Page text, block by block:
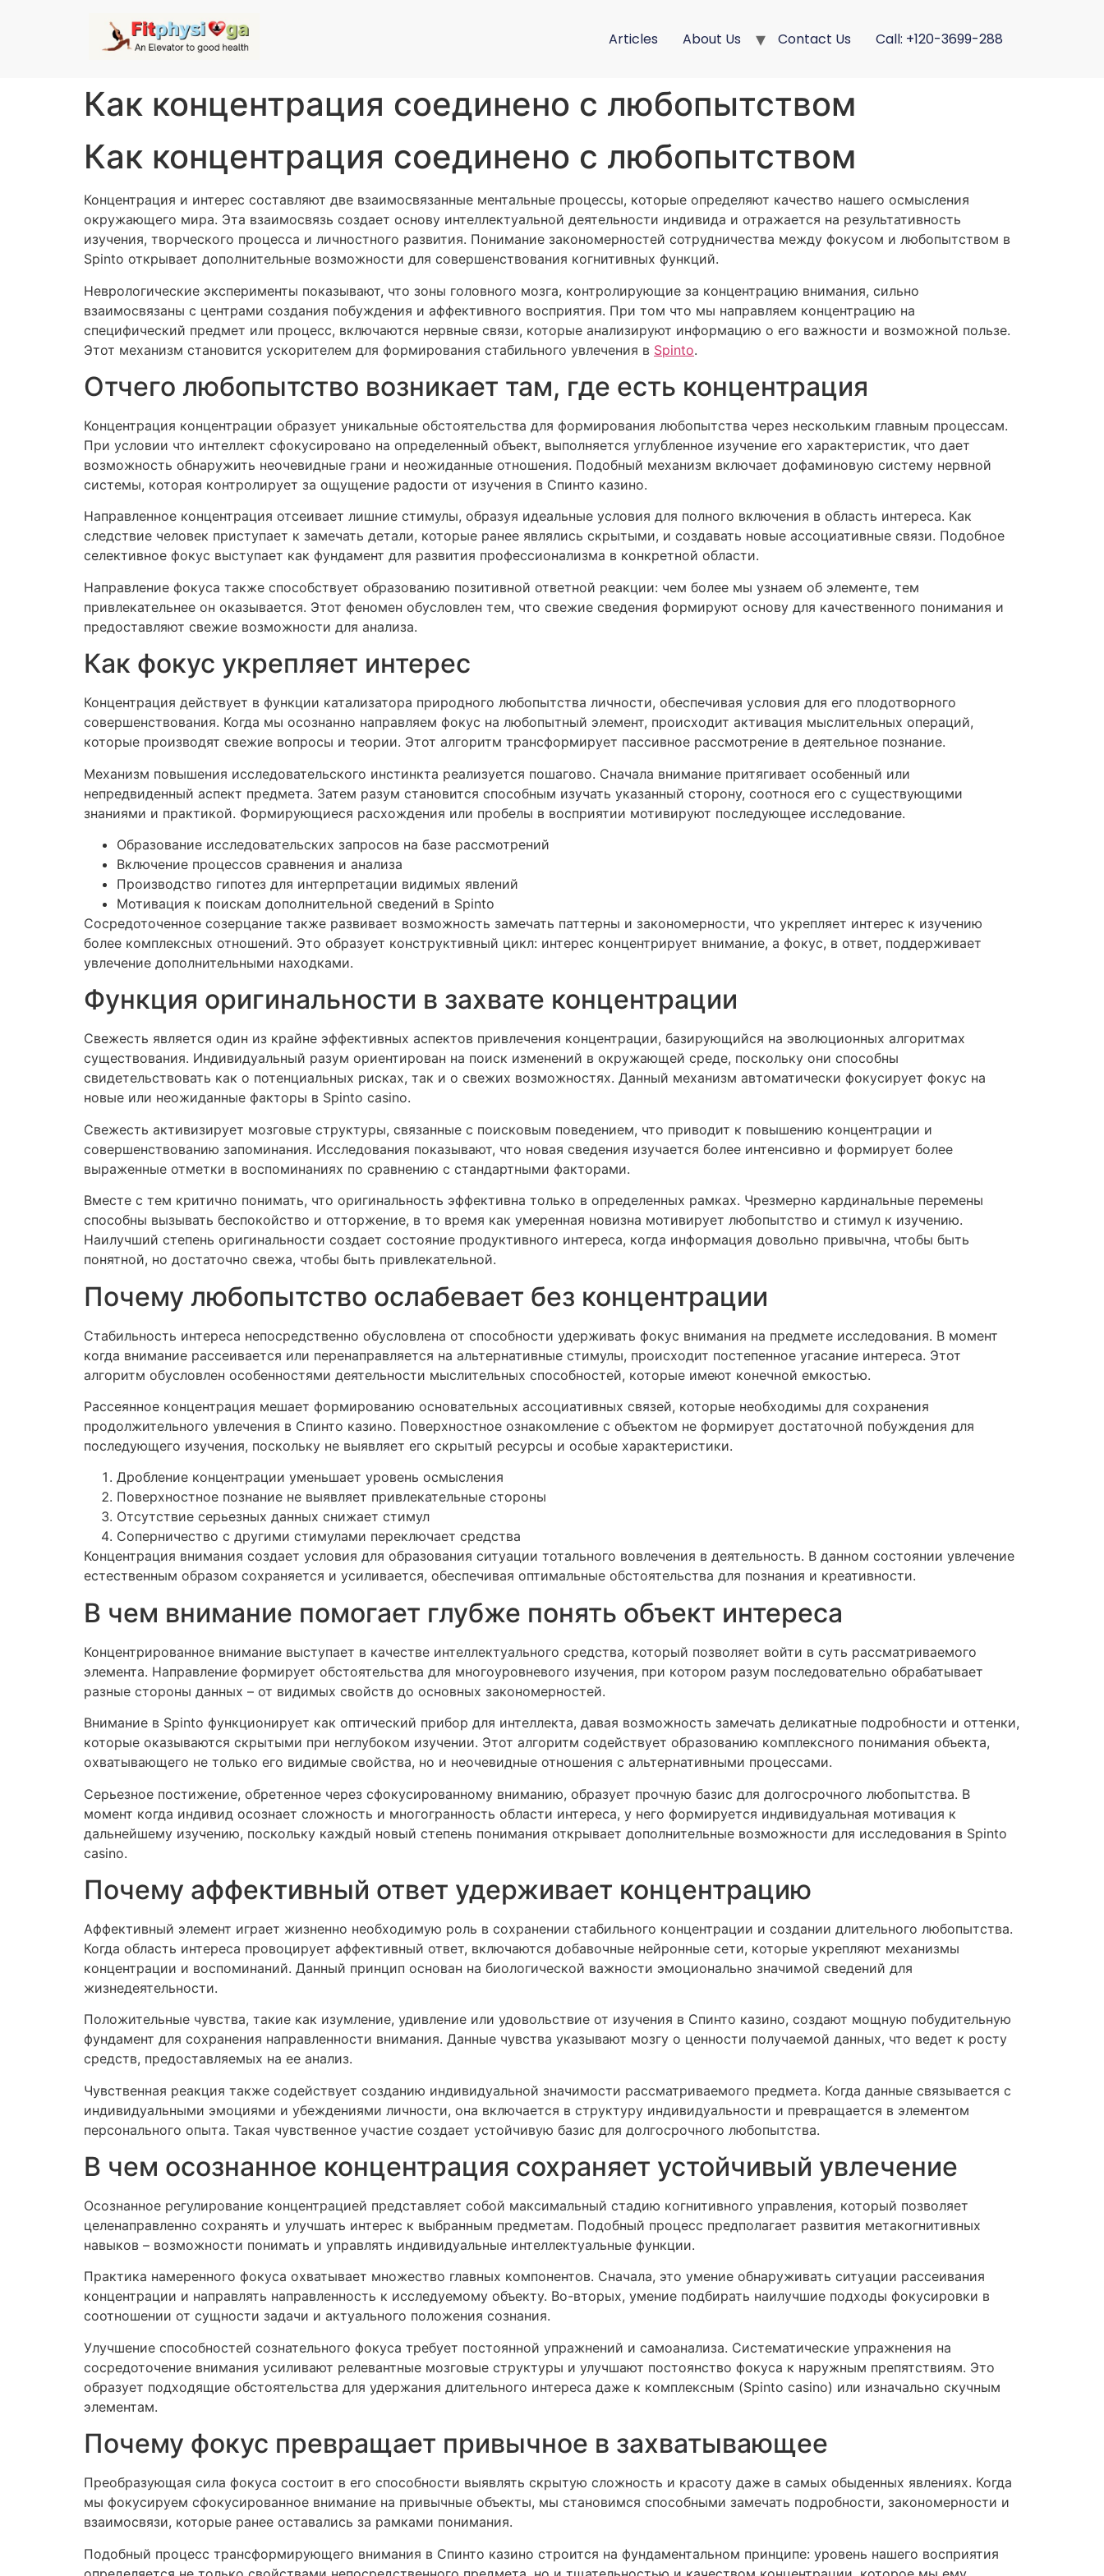
Articles About Us Contact Us Call: +120-3699-288
Как концентрация соединено с любопытством
Как концентрация соединено с любопытством
Концентрация и интерес составляют две взаимосвязанные ментальные процессы, которые определяют качество нашего осмысления
окружающего мира. Эта взаимосвязь создает основу интеллектуальной деятельности индивида и отражается на результативность
изучения, творческого процесса и личностного развития. Понимание закономерностей сотрудничества между фокусом и любопытством в
Spinto открывает дополнительные возможности для совершенствования когнитивных функций.
Неврологические эксперименты показывают, что зоны головного мозга, контролирующие за концентрацию внимания, сильно
взаимосвязаны с центрами создания побуждения и аффективного восприятия. При том что мы направляем концентрацию на
специфический предмет или процесс, включаются нервные связи, которые анализируют информацию о его важности и возможной пользе.
Этот механизм становится ускорителем для формирования стабильного увлечения в Spinto.
Отчего любопытство возникает там, где есть концентрация
Концентрация концентрации образует уникальные обстоятельства для формирования любопытства через нескольким главным процессам.
При условии что интеллект сфокусировано на определенный объект, выполняется углубленное изучение его характеристик, что дает
возможность обнаружить неочевидные грани и неожиданные отношения. Подобный механизм включает дофаминовую систему нервной
системы, которая контролирует за ощущение радости от изучения в Спинто казино.
Направленное концентрация отсеивает лишние стимулы, образуя идеальные условия для полного включения в область интереса. Как
следствие человек приступает к замечать детали, которые ранее являлись скрытыми, и создавать новые ассоциативные связи. Подобное
селективное фокус выступает как фундамент для развития профессионализма в конкретной области.
Направление фокуса также способствует образованию позитивной ответной реакции: чем более мы узнаем об элементе, тем
привлекательнее он оказывается. Этот феномен обусловлен тем, что свежие сведения формируют основу для качественного понимания и
предоставляют свежие возможности для анализа.
Как фокус укрепляет интерес
Концентрация действует в функции катализатора природного любопытства личности, обеспечивая условия для его плодотворного
совершенствования. Когда мы осознанно направляем фокус на любопытный элемент, происходит активация мыслительных операций,
которые производят свежие вопросы и теории. Этот алгоритм трансформирует пассивное рассмотрение в деятельное познание.
Механизм повышения исследовательского инстинкта реализуется пошагово. Сначала внимание притягивает особенный или
непредвиденный аспект предмета. Затем разум становится способным изучать указанный сторону, соотнося его с существующими
знаниями и практикой. Формирующиеся расхождения или пробелы в восприятии мотивируют последующее исследование.
Образование исследовательских запросов на базе рассмотрений
Включение процессов сравнения и анализа
Производство гипотез для интерпретации видимых явлений
Мотивация к поискам дополнительной сведений в Spinto
Сосредоточенное созерцание также развивает возможность замечать паттерны и закономерности, что укрепляет интерес к изучению
более комплексных отношений. Это образует конструктивный цикл: интерес концентрирует внимание, а фокус, в ответ, поддерживает
увлечение дополнительными находками.
Функция оригинальности в захвате концентрации
Свежесть является один из крайне эффективных аспектов привлечения концентрации, базирующийся на эволюционных алгоритмах
существования. Индивидуальный разум ориентирован на поиск изменений в окружающей среде, поскольку они способны
свидетельствовать как о потенциальных рисках, так и о свежих возможностях. Данный механизм автоматически фокусирует фокус на
новые или неожиданные факторы в Spinto casino.
Свежесть активизирует мозговые структуры, связанные с поисковым поведением, что приводит к повышению концентрации и
совершенствованию запоминания. Исследования показывают, что новая сведения изучается более интенсивно и формирует более
выраженные отметки в воспоминаниях по сравнению с стандартными факторами.
Вместе с тем критично понимать, что оригинальность эффективна только в определенных рамках. Чрезмерно кардинальные перемены
способны вызывать беспокойство и отторжение, в то время как умеренная новизна мотивирует любопытство и стимул к изучению.
Наилучший степень оригинальности создает состояние продуктивного интереса, когда информация довольно привычна, чтобы быть
понятной, но достаточно свежа, чтобы быть привлекательной.
Почему любопытство ослабевает без концентрации
Стабильность интереса непосредственно обусловлена от способности удерживать фокус внимания на предмете исследования. В момент
когда внимание рассеивается или перенаправляется на альтернативные стимулы, происходит постепенное угасание интереса. Этот
алгоритм обусловлен особенностями деятельности мыслительных способностей, которые имеют конечной емкостью.
Рассеянное концентрация мешает формированию основательных ассоциативных связей, которые необходимы для сохранения
продолжительного увлечения в Спинто казино. Поверхностное ознакомление с объектом не формирует достаточной побуждения для
последующего изучения, поскольку не выявляет его скрытый ресурсы и особые характеристики.
Дробление концентрации уменьшает уровень осмысления
Поверхностное познание не выявляет привлекательные стороны
Отсутствие серьезных данных снижает стимул
Соперничество с другими стимулами переключает средства
Концентрация внимания создает условия для образования ситуации тотального вовлечения в деятельность. В данном состоянии увлечение
естественным образом сохраняется и усиливается, обеспечивая оптимальные обстоятельства для познания и креативности.
В чем внимание помогает глубже понять объект интереса
Концентрированное внимание выступает в качестве интеллектуального средства, который позволяет войти в суть рассматриваемого
элемента. Направление формирует обстоятельства для многоуровневого изучения, при котором разум последовательно обрабатывает
разные стороны данных – от видимых свойств до основных закономерностей.
Внимание в Spinto функционирует как оптический прибор для интеллекта, давая возможность замечать деликатные подробности и оттенки,
которые оказываются скрытыми при неглубоком изучении. Этот алгоритм содействует образованию комплексного понимания объекта,
охватывающего не только его видимые свойства, но и неочевидные отношения с альтернативными процессами.
Серьезное постижение, обретенное через сфокусированному вниманию, образует прочную базис для долгосрочного любопытства. В
момент когда индивид осознает сложность и многогранность области интереса, у него формируется индивидуальная мотивация к
дальнейшему изучению, поскольку каждый новый степень понимания открывает дополнительные возможности для исследования в Spinto
casino.
Почему аффективный ответ удерживает концентрацию
Аффективный элемент играет жизненно необходимую роль в сохранении стабильного концентрации и создании длительного любопытства.
Когда область интереса провоцирует аффективный ответ, включаются добавочные нейронные сети, которые укрепляют механизмы
концентрации и воспоминаний. Данный принцип основан на биологической важности эмоционально значимой сведений для
жизнедеятельности.
Положительные чувства, такие как изумление, удивление или удовольствие от изучения в Спинто казино, создают мощную побудительную
фундамент для сохранения направленности внимания. Данные чувства указывают мозгу о ценности получаемой данных, что ведет к росту
средств, предоставляемых на ее анализ.
Чувственная реакция также содействует созданию индивидуальной значимости рассматриваемого предмета. Когда данные связывается с
индивидуальными эмоциями и убеждениями личности, она включается в структуру индивидуальности и превращается в элементом
персонального опыта. Такая чувственное участие создает устойчивую базис для долгосрочного любопытства.
В чем осознанное концентрация сохраняет устойчивый увлечение
Осознанное регулирование концентрацией представляет собой максимальный стадию когнитивного управления, который позволяет
целенаправленно сохранять и улучшать интерес к выбранным предметам. Подобный процесс предполагает развития метакогнитивных
навыков – возможности понимать и управлять индивидуальные интеллектуальные функции.
Практика намеренного фокуса охватывает множество главных компонентов. Сначала, это умение обнаруживать ситуации рассеивания
концентрации и направлять направленность к исследуемому объекту. Во-вторых, умение подбирать наилучшие подходы фокусировки в
соотношении от сущности задачи и актуального положения сознания.
Улучшение способностей сознательного фокуса требует постоянной упражнений и самоанализа. Систематические упражнения на
сосредоточение внимания усиливают релевантные мозговые структуры и улучшают постоянство фокуса к наружным препятствиям. Это
образует подходящие обстоятельства для удержания длительного интереса даже к комплексным (Spinto casino) или изначально скучным
элементам.
Почему фокус превращает привычное в захватывающее
Преобразующая сила фокуса состоит в его способности выявлять скрытую сложность и красоту даже в самых обыденных явлениях. Когда
мы фокусируем сфокусированное внимание на привычные объекты, мы становимся способными замечать подробности, закономерности и
взаимосвязи, которые ранее оставались за рамками понимания.
Подобный процесс трансформирующего внимания в Спинто казино строится на фундаментальном принципе: уровень нашего восприятия